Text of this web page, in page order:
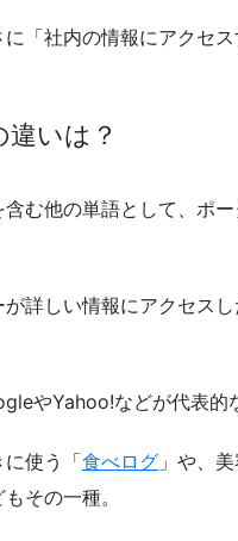
「社内の情報にアクセ
いは？
む他の単語として、ポ
詳しい情報にアクセス
やYahoo!などが代表的
に使う「食べログ 」や、
もその一種。